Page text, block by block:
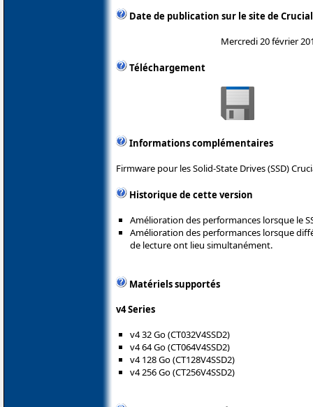
Date de publication sur le site de Crucial
Mercredi 20 février
Téléchargement
Informations complémentaires
Firmware pour les Solid-State Drives (SSD)
Historique de cette version
Amélioration des performances lorsque le
Amélioration des performances lorsque
de lecture ont lieu simultanément.
Matériels supportés
v4 Series
v4 32 Go (CT032V4SSD2)
v4 64 Go (CT064V4SSD2)
v4 128 Go (CT128V4SSD2)
v4 256 Go (CT256V4SSD2)